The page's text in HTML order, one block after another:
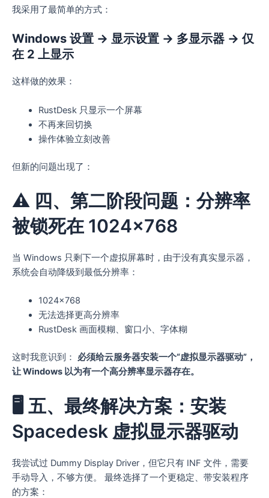
我采用了最简单的方式：
Windows 设置 → 显示设置 → 多显示器 → 仅
在 2 上显示
这样做的效果：
RustDesk 只显示一个屏幕
不再来回切换
操作体验立刻改善
但新的问题出现了：
⚠️ 四、第二阶段问题：分辨率
被锁死在 1024×768
当 Windows 只剩下一个虚拟屏幕时，由于没有真实显示器，
系统会自动降级到最低分辨率：
1024×768
无法选择更高分辨率
RustDesk 画面模糊、窗口小、字体糊
这时我意识到： 必须给云服务器安装一个“虚拟显示器驱动”，
让 Windows 以为有一个高分辨率显示器存在。
🖥️ 五、最终解决方案：安装
Spacedesk 虚拟显示器驱动
我尝试过 Dummy Display Driver，但它只有 INF 文件，需要
手动导入，不够方便。 最终选择了一个更稳定、带安装程序
的方案：